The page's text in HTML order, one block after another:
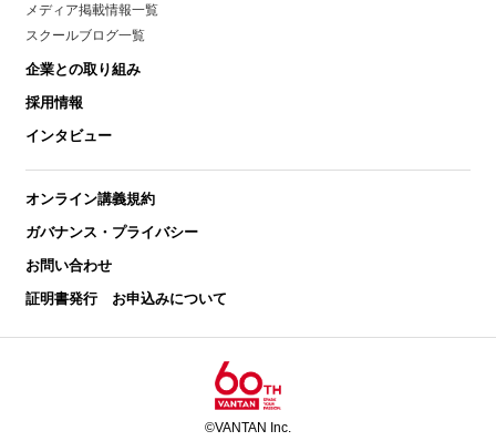
メディア掲載情報一覧
スクールブログ一覧
企業との取り組み
採用情報
インタビュー
オンライン講義規約
ガバナンス・プライバシー
お問い合わせ
証明書発行 お申込みについて
©VANTAN Inc.